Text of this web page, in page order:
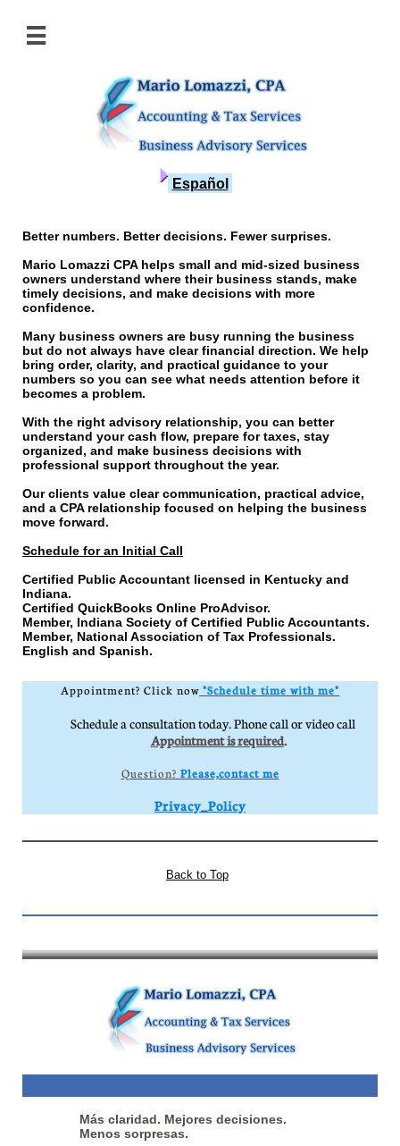

Español
Better numbers. Better decisions. Fewer surprises.
Mario Lomazzi CPA helps small and mid-sized business
owners understand where their business stands, make
timely decisions, and make decisions with more
confidence.
Many business owners are busy running the business
but do not always have clear financial direction. We help
bring order, clarity, and practical guidance to your
numbers so you can see what needs attention before it
becomes a problem.
With the right advisory relationship, you can better
understand your cash flow, prepare for taxes, stay
organized, and make business decisions with
professional support throughout the year.
Our clients value clear communication, practical advice,
and a CPA relationship focused on helping the business
move forward.
Schedule for an Initial Call
Certified Public Accountant licensed in Kentucky and
Indiana.
Certified QuickBooks Online ProAdvisor.
Member, Indiana Society of Certified Public Accountants.
Member, National Association of Tax Professionals.
English and Spanish.
Appointment? Click now ​"Schedule time with me"​​
Schedule a consultation today. Phone call or video call
Appointment is required.
Question? Please,contact me
Privacy_Policy
Back to Top
Más claridad. Mejores decisiones.
Menos sorpresas.